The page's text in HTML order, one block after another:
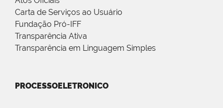
Carta de Serviços ao Usuário
Fundação Pró-IFF
Transparência Ativa
Transparência em Linguagem Simples
PROCESSOELETRONICO